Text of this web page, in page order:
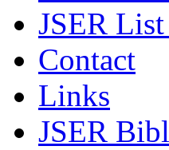
JSER
Contact
Links
JSER